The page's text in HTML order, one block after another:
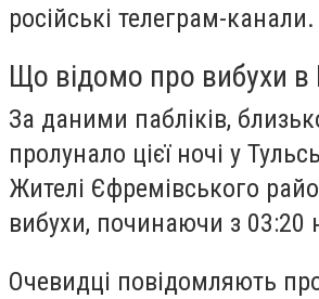
російські телеграм-канали.
Що відомо про вибухи в
За даними пабліків,
пролунало цієї ночі у
Жителі Єфремівського
вибухи, починаючи з 03:20
Очевидці повідомляють